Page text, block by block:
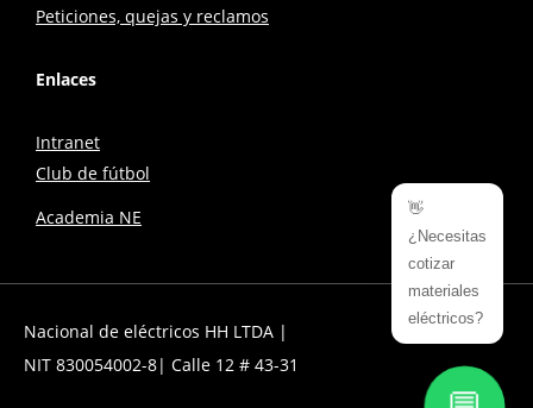
Peticiones, quejas y reclamos
Enlaces
Intranet
Club de fútbol
Academia NE
👋
¿Necesitas
cotizar
materiales
eléctricos?
Nacional de eléctricos HH LTDA |
NIT 830054002-8| Calle 12 # 43-31